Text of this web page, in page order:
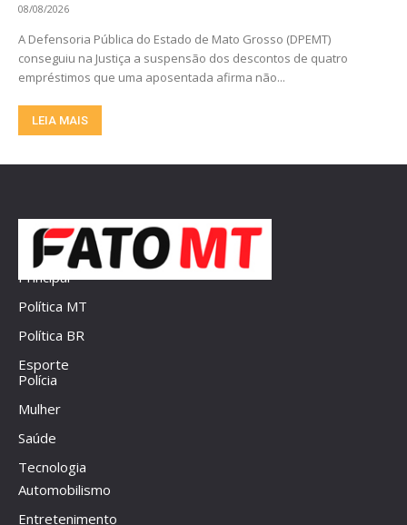
08/08/2026
A Defensoria Pública do Estado de Mato Grosso (DPEMT)
conseguiu na Justiça a suspensão dos descontos de quatro
empréstimos que uma aposentada afirma não...
LEIA MAIS
Principal
Política MT
Política BR
Esporte
Polícia
Mulher
Saúde
Tecnologia
Automobilismo
Entretenimento